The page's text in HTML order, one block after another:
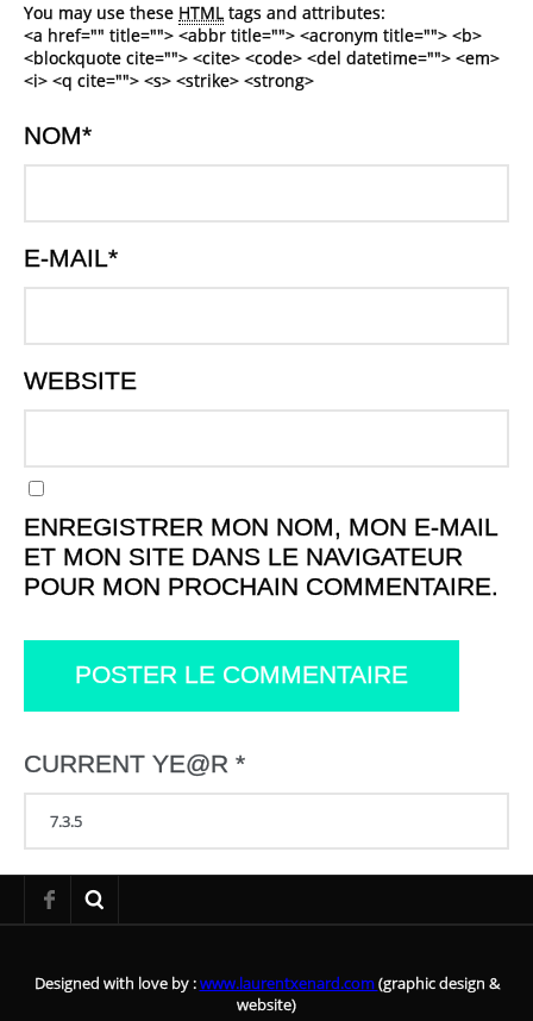
You may use these HTML tags and attributes:
<a href="" title=""> <abbr title=""> <acronym title=""> <b>
<blockquote cite=""> <cite> <code> <del datetime=""> <em>
<i> <q cite=""> <s> <strike> <strong>
NOM*
E-MAIL*
WEBSITE
ENREGISTRER MON NOM, MON E-MAIL
ET MON SITE DANS LE NAVIGATEUR
POUR MON PROCHAIN COMMENTAIRE.
CURRENT YE@R *
Designed with love by :www.laurentxenard.com(graphic design &
website)